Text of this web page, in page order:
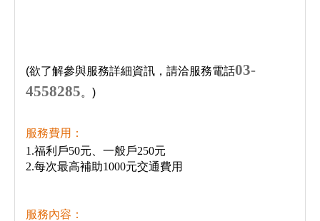
(欲了解參與服務詳細資訊，請洽服務電話03-
4558285。)
服務費用：
1.福利戶50元、一般戶250元
2.每次最高補助1000元交通費用
服務內容：